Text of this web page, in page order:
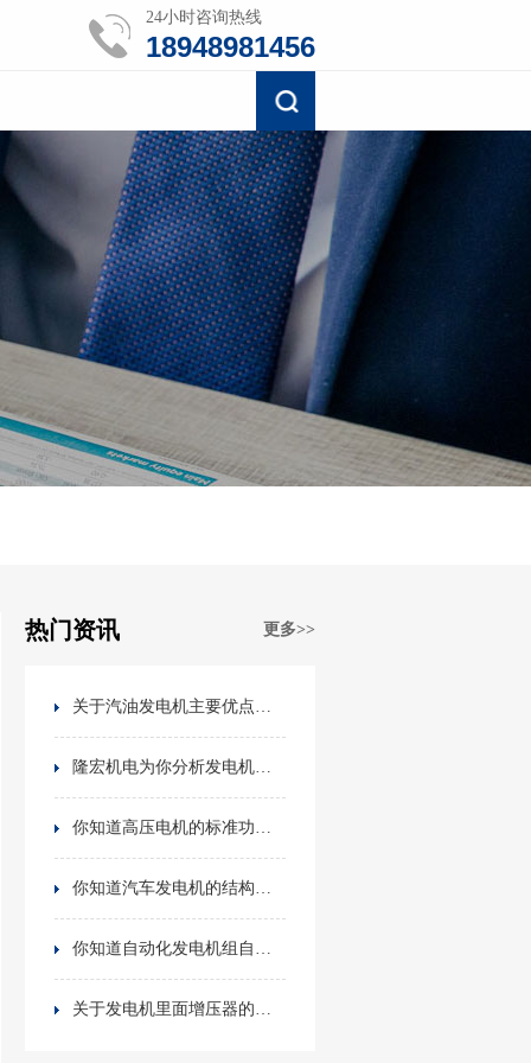
24小时咨询热线
18948981456
热门资讯 更多>>
关于汽油发电机主要优点，你知道吗？
隆宏机电为你分析发电机房如何做隔音降噪处理？
你知道高压电机的标准功能吗？
你知道汽车发电机的结构原理吗？
你知道自动化发电机组自动化性能以及功能的介绍吗？
关于发电机里面增压器的保护，你有了解过吗？